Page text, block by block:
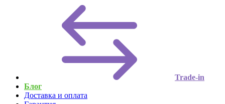
Trade-in
Блог
Доставка и оплата